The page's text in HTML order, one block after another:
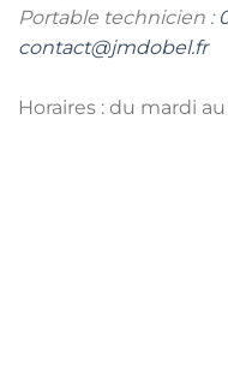
Portable technicien :
contact@jmdobel.fr
Horaires : du mardi